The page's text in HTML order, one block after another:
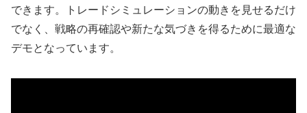
できます。トレードシミュレーションの動きを見せるだけ
でなく、戦略の再確認や新たな気づきを得るために最適な
デモとなっています。